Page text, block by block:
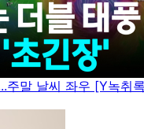
주말 날씨 좌우 [Y녹취